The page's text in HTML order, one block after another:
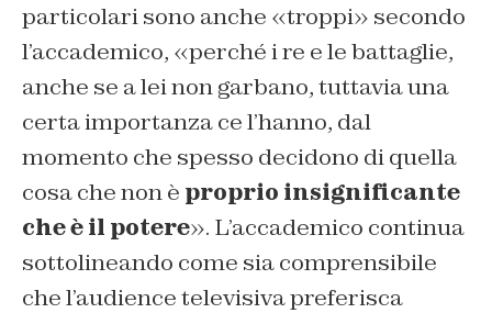
particolari sono anche «troppi» secondo
l’accademico, «perché i re e le battaglie,
anche se a lei non garbano, tuttavia una
certa importanza ce l’hanno, dal
momento che spesso decidono di quella
cosa che non è proprio insignificante
che è il potere». L’accademico continua
sottolineando come sia comprensibile
che l’audience televisiva preferisca